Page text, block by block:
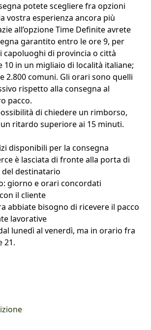
potete scegliere fra opzioni
vostra esperienza ancora più
all’opzione Time Definite avrete
garantito entro le ore 9, per
di provincia o città
10 in un migliaio di località italiane;
2.800 comuni. Gli orari sono quelli
rispetto alla consegna al
pacco.
di chiedere un rimborso,
ritardo superiore ai 15 minuti.
disponibili per la consegna
è lasciata di fronte alla porta di
del destinatario
giorno e orari concordati
il cliente
abbiate bisogno di ricevere il pacco
lavorative
lunedì al venerdì, ma in orario fra
21.